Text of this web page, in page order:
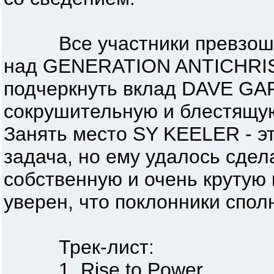
Все участники
над GENERATION
подчеркнуть вклад DAVE
сокрушительную и
Занять место SY KEELER -
задача, но ему удалось
собственную и очень
уверен, что поклонники
Трек-лист: